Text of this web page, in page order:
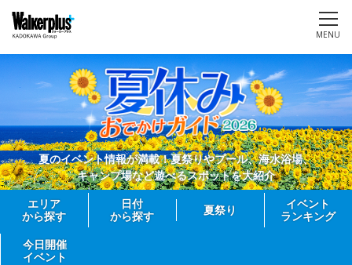
MENU
夏のイベント情報が満載！夏祭りやプール、海水浴場、
キャンプ場など遊べるスポットを大紹介
エリア
から探す
日付
から探す
夏祭り
イベント
ランキング
今日開催
イベント